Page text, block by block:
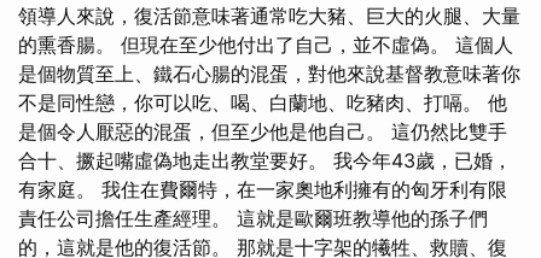
領導人來說，復活節意味著通常吃大豬、巨大的火腿、大量
的熏香腸。 但現在至少他付出了自己，並不虛偽。 這個人
是個物質至上、鐵石心腸的混蛋，對他來說基督教意味著你
不是同性戀，你可以吃、喝、白蘭地、吃豬肉、打嗝。 他
是個令人厭惡的混蛋，但至少他是他自己。 這仍然比雙手
合十、撅起嘴虛偽地走出教堂要好。 我今年43歲，已婚，
有家庭。 我住在費爾特，在一家奧地利擁有的匈牙利有限
責任公司擔任生產經理。 這就是歐爾班教導他的孫子們
的，這就是他的復活節。 那就是十字架的犧牲、救贖、復